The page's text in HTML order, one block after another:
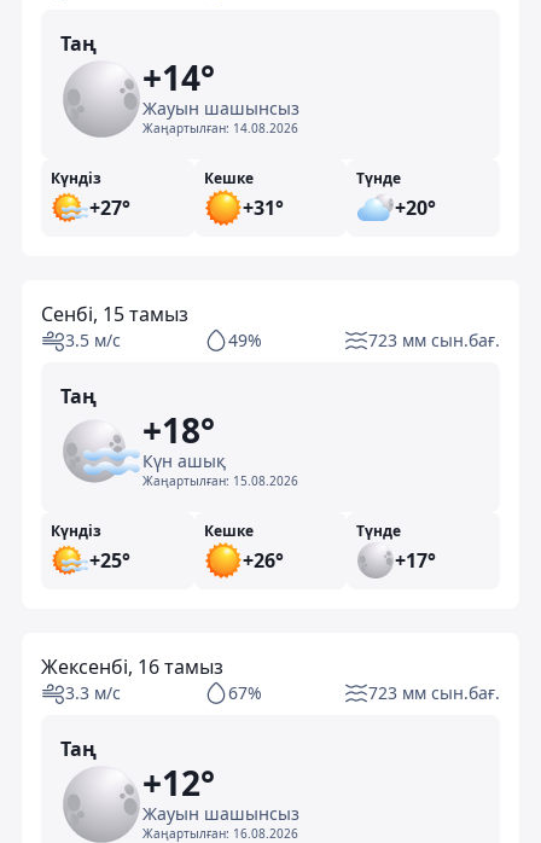
Таң
+14°
Жауын шашынсыз
Жаңартылған: 14.08.2026
Күндіз
+27°
Кешке
+31°
Түнде
+20°
Сенбі, 15 тамыз
3.5 м/с 49% 723 мм сын.бағ.
Таң
+18°
Күн ашық
Жаңартылған: 15.08.2026
Күндіз
+25°
Кешке
+26°
Түнде
+17°
Жексенбі, 16 тамыз
3.3 м/с 67% 723 мм сын.бағ.
Таң
+12°
Жауын шашынсыз
Жаңартылған: 16.08.2026